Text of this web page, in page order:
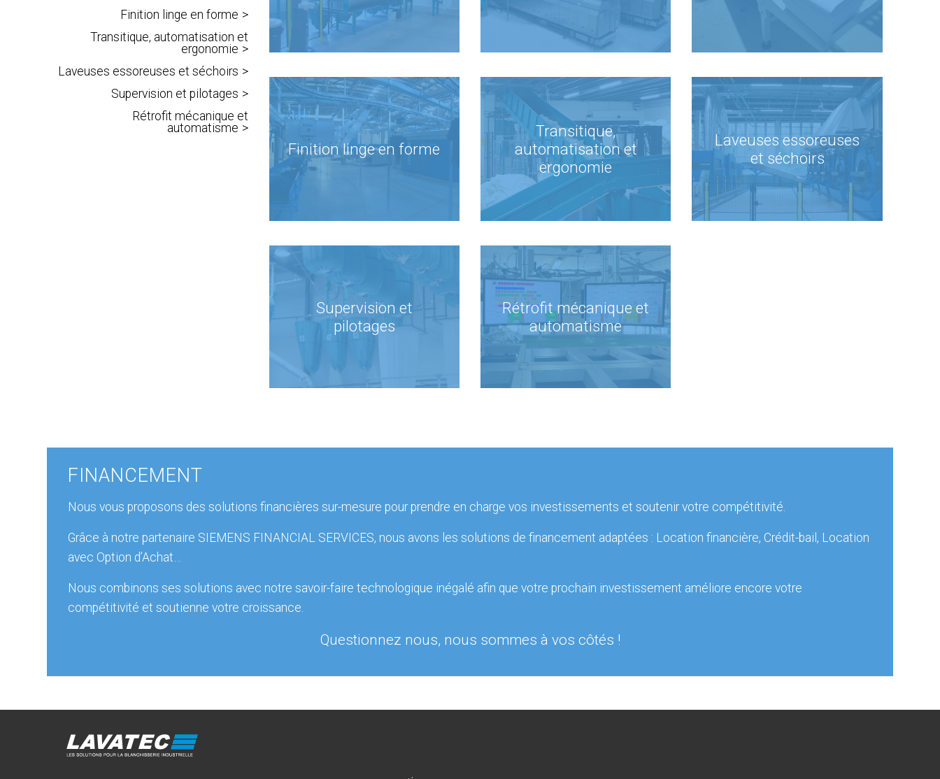
Finition linge en forme
Transitique, automatisation et
ergonomie
Laveuses essoreuses et séchoirs
Supervision et pilotages
Rétrofit mécanique et
automatisme
Finition linge en forme
Transitique,
automatisation et
ergonomie
Laveuses essoreuses
et séchoirs
Supervision et
pilotages
Rétrofit mécanique et
automatisme
FINANCEMENT
Nous vous proposons des solutions financières sur-mesure pour prendre en charge vos investissements et soutenir votre compétitivité.
Grâce à notre partenaire SIEMENS FINANCIAL SERVICES, nous avons les solutions de financement adaptées : Location financière, Crédit-bail, Location
avec Option d’Achat…
Nous combinons ses solutions avec notre savoir-faire technologique inégalé afin que votre prochain investissement améliore encore votre
compétitivité et soutienne votre croissance.
Questionnez nous, nous sommes à vos côtés !